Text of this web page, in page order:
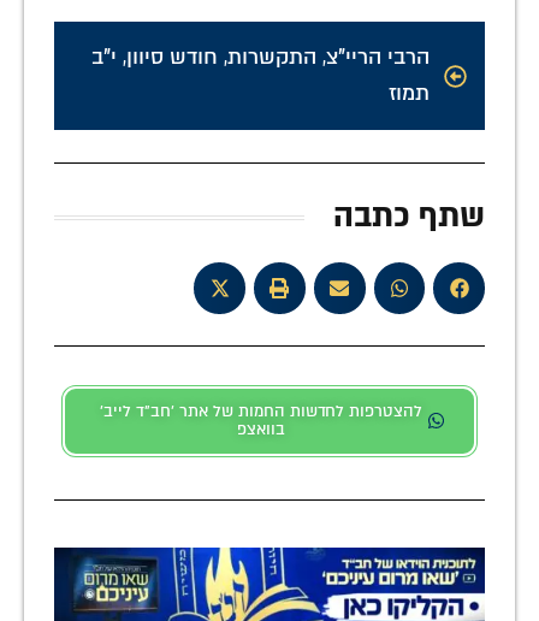
הרבי הריי"צ, התקשרות, חודש סיוון, י"ב
תמוז
שתף כתבה
להצטרפות לחדשות החמות של אתר 'חב"ד לייב'
בוואצפ